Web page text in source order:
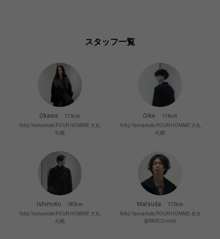
スタッフ一覧
Okawa
173cm
Yohji Yamamoto POUR HOMME 大丸
札幌
Oike
174cm
Yohji Yamamoto POUR HOMME 大丸
札幌
Ishimoto
183cm
Yohji Yamamoto POUR HOMME 大丸
札幌
Matsuda
170cm
Yohji Yamamoto POUR HOMME 名古
屋PARCO midi